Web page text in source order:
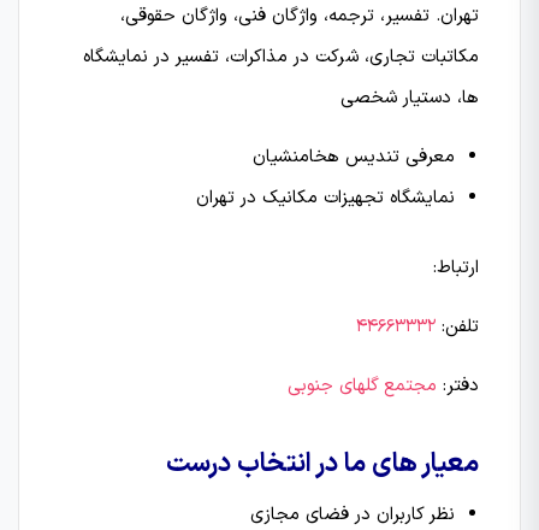
تهران. تفسیر، ترجمه، واژگان فنی، واژگان حقوقی،
مکاتبات تجاری، شرکت در مذاکرات، تفسیر در نمایشگاه
ها، دستیار شخصی
معرفی تندیس هخامنشیان
نمایشگاه تجهیزات مکانیک در تهران
ارتباط:
تلفن: 44663332
دفتر: مجتمع گلهای جنوبی
معیار های ما در انتخاب درست
نظر کاربران در فضای مجازی